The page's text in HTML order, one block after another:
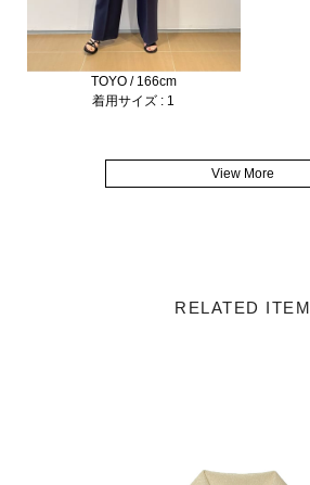
TOYO / 166cm
着用サイズ : 1
View More
RELATED ITEM